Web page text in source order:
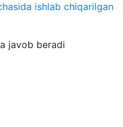
ishlab chiqarilgan
javob beradi